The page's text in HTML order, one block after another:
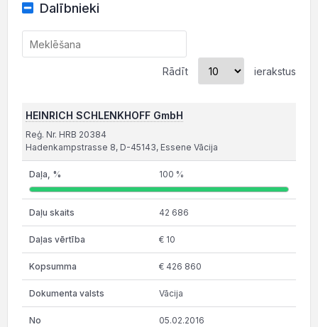
Dalībnieki
Rādīt ierakstus
HEINRICH SCHLENKHOFF GmbH
Reģ. Nr. HRB 20384
Hadenkampstrasse 8, D-45143, Essene Vācija
100 %
42 686
€ 10
€ 426 860
Vācija
05.02.2016